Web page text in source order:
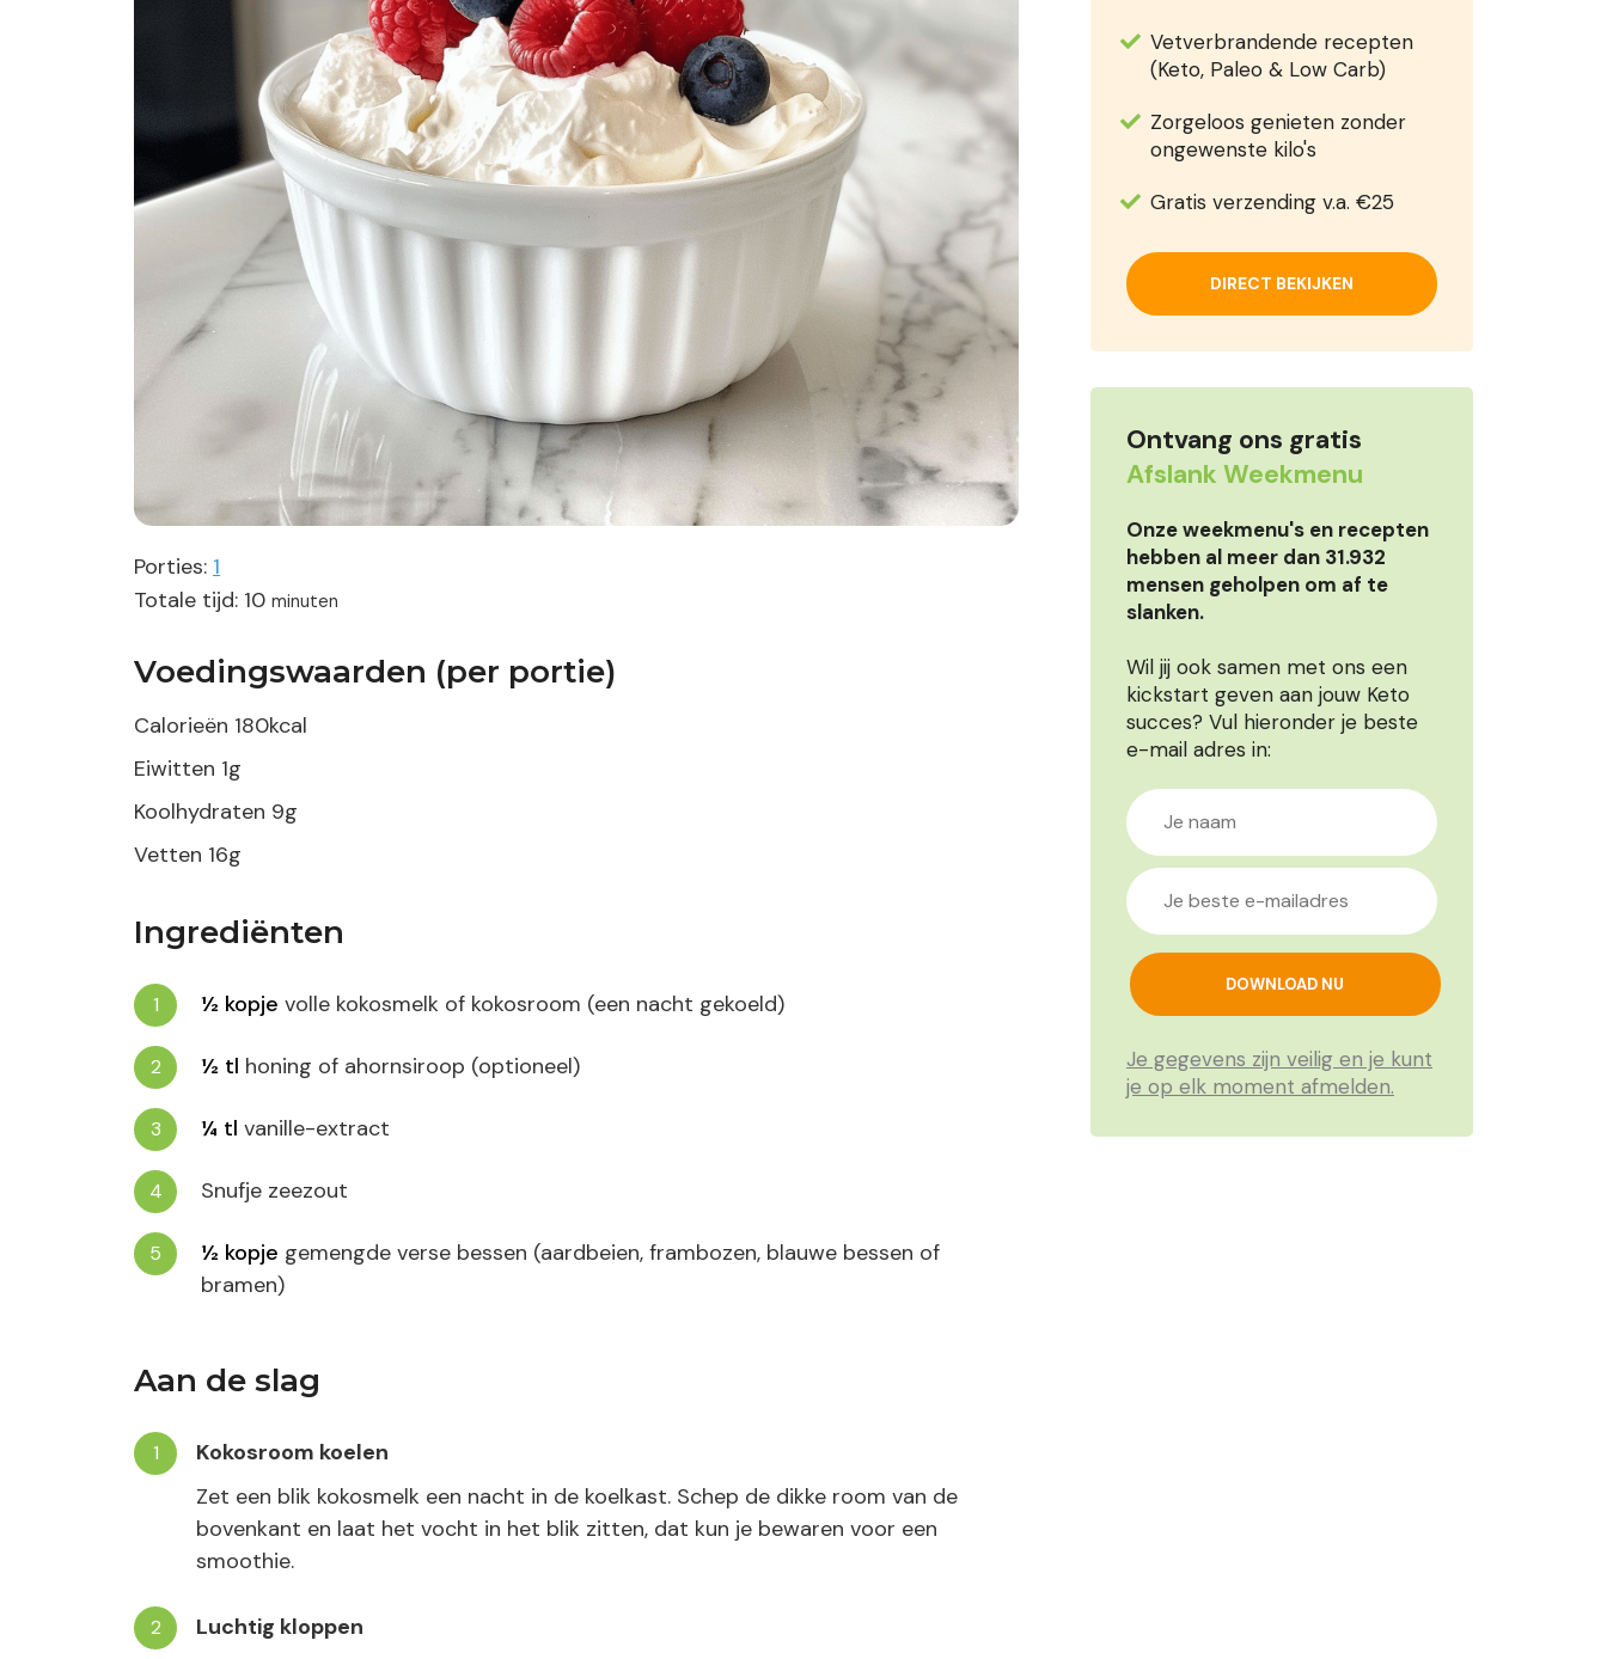
Porties: 1
Totale tijd: 10minuten
minuten
Voedingswaarden (per portie)
Calorieën 180kcal
Eiwitten 1g
Koolhydraten 9g
Vetten 16g
Ingrediënten
½ kopje volle kokosmelk of kokosroom (een nacht gekoeld)
½ tl honing of ahornsiroop (optioneel)
¼ tl vanille-extract
Snufje zeezout
½ kopje gemengde verse bessen (aardbeien, frambozen, blauwe bessen of
bramen)
Aan de slag
Kokosroom koelen
Zet een blik kokosmelk een nacht in de koelkast. Schep de dikke room van de
bovenkant en laat het vocht in het blik zitten, dat kun je bewaren voor een
smoothie.
Luchtig kloppen
Vetverbrandende recepten
(Keto, Paleo & Low Carb)
Zorgeloos genieten zonder
ongewenste kilo's
Gratis verzending v.a. €25
DIRECT BEKIJKEN
Ontvang ons gratis
Afslank Weekmenu
Onze weekmenu's en recepten
hebben al meer dan 31.932
mensen geholpen om af te
slanken.
Wil jij ook samen met ons een
kickstart geven aan jouw Keto
succes? Vul hieronder je beste
e-mail adres in:
Je gegevens zijn veilig en je kunt
je op elk moment afmelden.